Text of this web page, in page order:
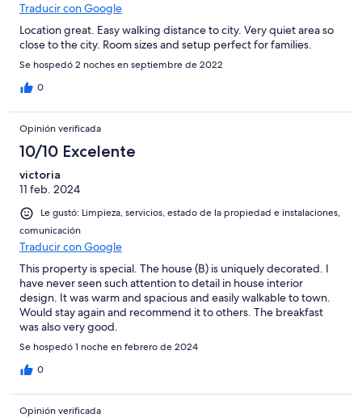
Traducir con Google
Location great. Easy walking distance to city. Very quiet area so
close to the city. Room sizes and setup perfect for families.
Se hospedó 2 noches en septiembre de 2022
0
Opinión verificada
10/10 Excelente
victoria
11 feb. 2024
Le gustó: Limpieza, servicios, estado de la propiedad e instalaciones,
comunicación
Traducir con Google
This property is special. The house (B) is uniquely decorated. I
have never seen such attention to detail in house interior
design. It was warm and spacious and easily walkable to town.
Would stay again and recommend it to others. The breakfast
was also very good.
Se hospedó 1 noche en febrero de 2024
0
Opinión verificada